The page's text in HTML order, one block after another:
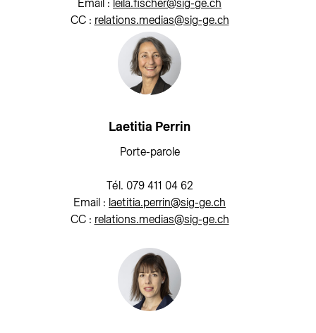
Email : leila.fischer@sig-ge.ch
CC : relations.medias@sig-ge.ch
Laetitia Perrin
Porte-parole
Tél. 079 411 04 62
Email : laetitia.perrin@sig-ge.ch
CC : relations.medias@sig-ge.ch